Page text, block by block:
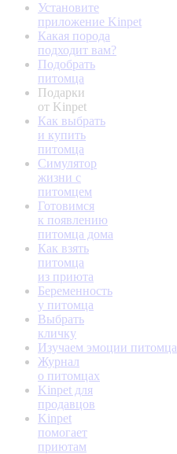
Установите
приложение Kinpet
Какая порода
подходит вам?
Подобрать
питомца
Подарки
от Kinpet
Как выбрать
и купить
питомца
Симулятор
жизни с
питомцем
Готовимся
к появлению
питомца дома
Как взять
питомца
из приюта
Беременность
у питомца
Выбрать
кличку
Изучаем эмоции питомца
Журнал
о питомцах
Kinpet для
продавцов
Kinpet
помогает
приютам